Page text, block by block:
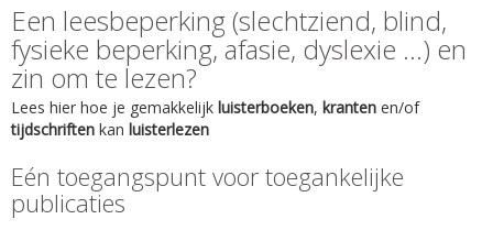
Een leesbeperking (slechtziend, blind,
fysieke beperking, afasie, dyslexie ...) en
zin om te lezen?
Lees hier hoe je gemakkelijk luisterboeken, kranten en/of
tijdschriften kan luisterlezen
Eén toegangspunt voor toegankelijke
publicaties